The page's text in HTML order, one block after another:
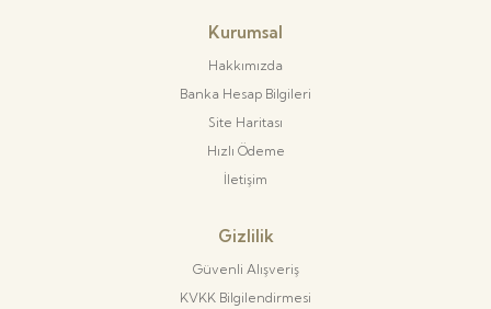
Kurumsal
Hakkımızda
Banka Hesap Bilgileri
Site Haritası
Hızlı Ödeme
İletişim
Gizlilik
Güvenli Alışveriş
KVKK Bilgilendirmesi